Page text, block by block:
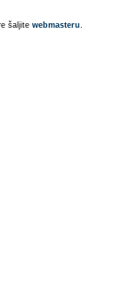
šaljite webmasteru